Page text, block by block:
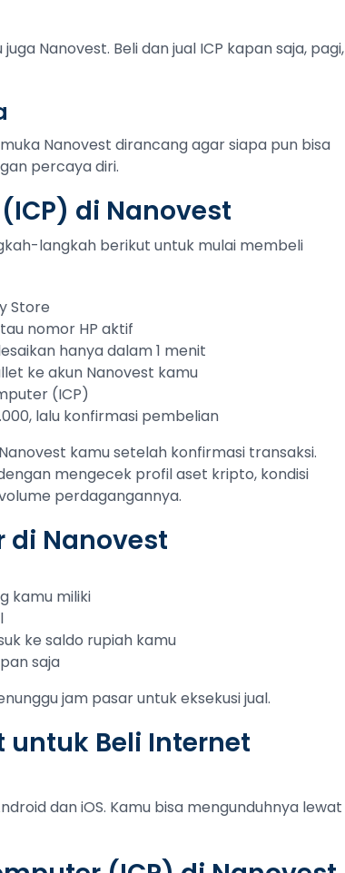
Nanovest. Beli dan jual ICP kapan saja, pagi,
Nanovest dirancang agar siapa pun bisa
percaya diri.
di Nanovest
langkah berikut untuk mulai membeli
Store
nomor HP aktif
hanya dalam 1 menit
ke akun Nanovest kamu
(ICP)
lalu konfirmasi pembelian
kamu setelah konfirmasi transaksi.
mengecek profil aset kripto, kondisi
perdagangannya.
di Nanovest
kamu miliki
ke saldo rupiah kamu
saja
jam pasar untuk eksekusi jual.
untuk Beli Internet
dan iOS. Kamu bisa mengunduhnya lewat